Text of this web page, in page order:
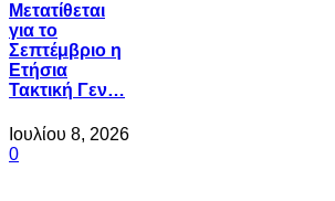
Μετατίθεται
για το
Σεπτέμβριο η
Ετήσια
Τακτική Γεν…
Ιουλίου 8, 2026
0